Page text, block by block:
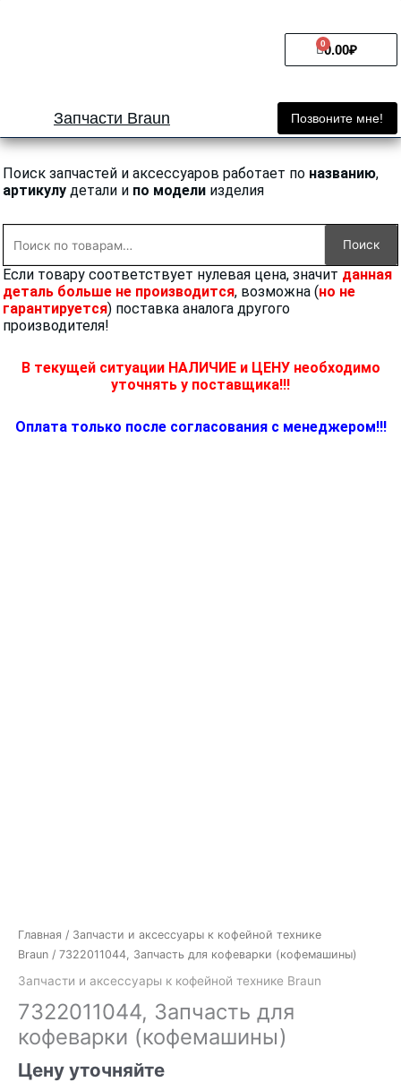
0.00₽
0
Cart
Запчасти Braun Позвоните мне!
Поиск запчастей и аксессуаров работает по названию,
артикулу детали и по модели изделия
Поиск
Если товару соответствует нулевая цена, значит данная
деталь больше не производится, возможна (но не
гарантируется) поставка аналога другого
производителя!
В текущей ситуации НАЛИЧИЕ и ЦЕНУ необходимо
уточнять у поставщика!!!
Оплата только после согласования с менеджером!!!
Главная / Запчасти и аксессуары к кофейной технике
Braun / 7322011044, Запчасть для кофеварки (кофемашины)
Запчасти и аксессуары к кофейной технике Braun
7322011044, Запчасть для
кофеварки (кофемашины)
Цену уточняйте